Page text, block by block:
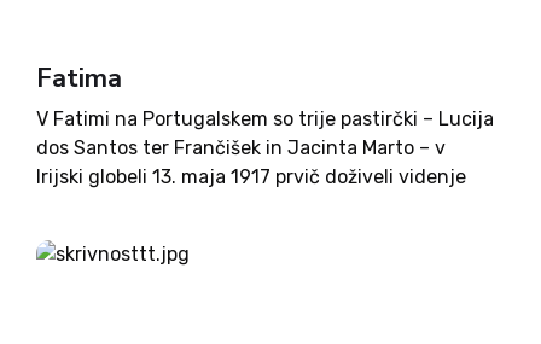
Fatima
V Fatimi na Portugalskem so trije pastirčki – Lucija
dos Santos ter Frančišek in Jacinta Marto – v
Irijski globeli 13. maja 1917 prvič doživeli videnje
Češčenje je bilo uradno potrjeno...